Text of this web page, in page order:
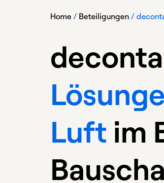
Home / Beteiligungen /
Luft im